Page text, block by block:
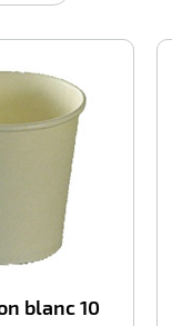
blanc 10